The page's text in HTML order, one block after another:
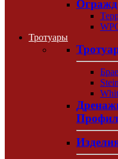
Тротуары